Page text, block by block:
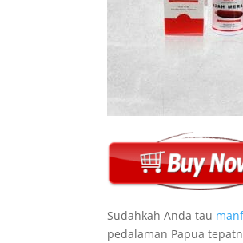
Sudahkah Anda tau
pedalaman Papua